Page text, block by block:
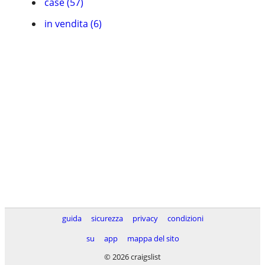
in vendita (6)
guida sicurezza privacy
condizioni
su
app
mappa del sito
© 2026 craigslist